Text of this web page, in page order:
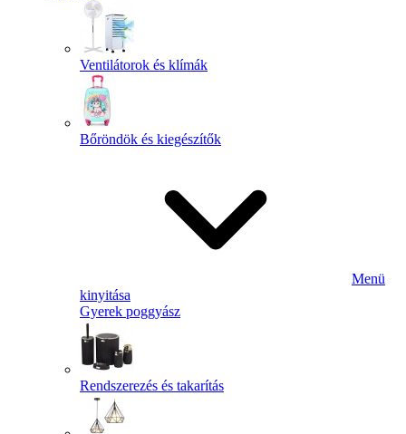
Ventilátorok és klímák
Bőröndök és kiegészítők
Menü
kinyitása
Gyerek poggyász
Rendszerezés és takarítás